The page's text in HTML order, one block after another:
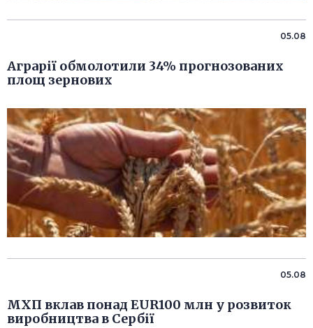
05.08
Аграрії обмолотили 34% прогнозованих
площ зернових
05.08
МХП вклав понад EUR100 млн у розвиток
виробництва в Сербії